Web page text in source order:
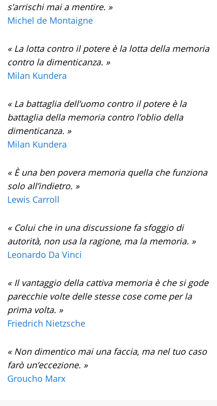
s’arrischi mai a mentire. »
Michel de Montaigne
« La lotta contro il potere è la lotta della memoria
contro la dimenticanza. »
Milan Kundera
« La battaglia dell’uomo contro il potere è la
battaglia della memoria contro l’oblio della
dimenticanza. »
Milan Kundera
« È una ben povera memoria quella che funziona
solo all’indietro. »
Lewis Carroll
« Colui che in una discussione fa sfoggio di
autorità, non usa la ragione, ma la memoria. »
Leonardo Da Vinci
« Il vantaggio della cattiva memoria è che si gode
parecchie volte delle stesse cose come per la
prima volta. »
Friedrich Nietzsche
« Non dimentico mai una faccia, ma nel tuo caso
farò un’eccezione. »
Groucho Marx